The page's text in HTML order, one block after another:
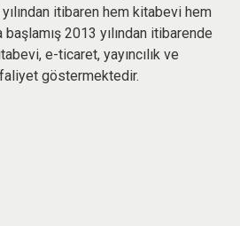
itibaren hem kitabevi hem
2013 yılından itibarende
e-ticaret, yayıncılık ve
faliyet göstermektedir.